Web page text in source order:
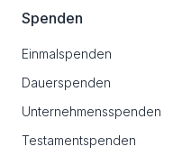
Spenden
Einmalspenden
Dauerspenden
Unternehmensspenden
Testamentspenden